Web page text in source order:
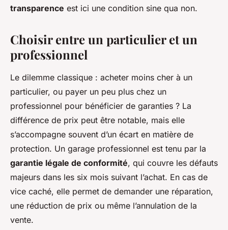
transparence est ici une condition sine qua non.
Choisir entre un particulier et un
professionnel
Le dilemme classique : acheter moins cher à un
particulier, ou payer un peu plus chez un
professionnel pour bénéficier de garanties ? La
différence de prix peut être notable, mais elle
s’accompagne souvent d’un écart en matière de
protection. Un garage professionnel est tenu par la
garantie légale de conformité, qui couvre les défauts
majeurs dans les six mois suivant l’achat. En cas de
vice caché, elle permet de demander une réparation,
une réduction de prix ou même l’annulation de la
vente.